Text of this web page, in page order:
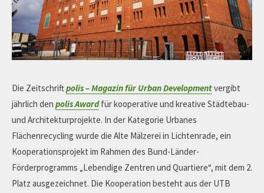
Die Zeitschriftpolis – Magazin für Urban Developmentvergibt
jährlich den polis Awardfür kooperative und kreative Städtebau-
und Architekturprojekte. In der Kategorie Urbanes
Flächenrecycling wurde die Alte Mälzerei in Lichtenrade, ein
Kooperationsprojekt im Rahmen des Bund-Länder-
Förderprogramms „Lebendige Zentren und Quartiere“, mit dem 2.
Platz ausgezeichnet. Die Kooperation besteht aus der UTB